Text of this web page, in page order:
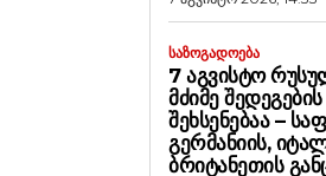
ᲡᲐᲖᲝᲒᲐᲓᲝᲔᲑᲐ
7 ᲐᲒᲕᲘᲡᲢᲝ
ᲛᲫᲘᲛᲔ
ᲨᲔᲮᲡᲔᲜᲔᲑᲐᲐ –
ᲒᲔᲠᲛᲐᲜᲘᲘᲡ,
ᲑᲠᲘᲢᲐᲜᲔᲗᲘᲡ